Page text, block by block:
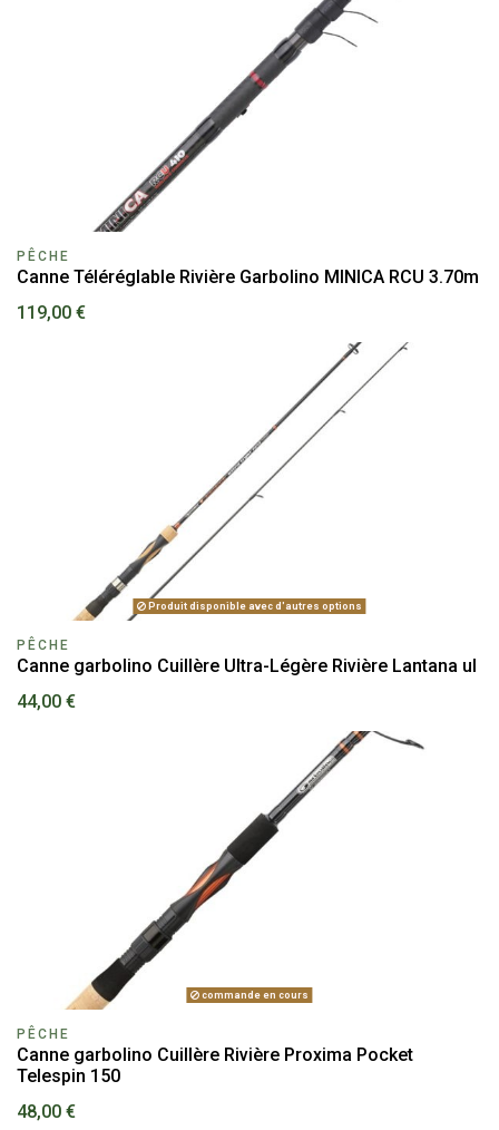
PÊCHE
Canne Téléréglable Rivière Garbolino MINICA RCU 3.70m
119,00 €
Produit disponible avec d'autres options
PÊCHE
Canne garbolino Cuillère Ultra-Légère Rivière Lantana ul
44,00 €
commande en cours
PÊCHE
Canne garbolino Cuillère Rivière Proxima Pocket
Telespin 150
48,00 €